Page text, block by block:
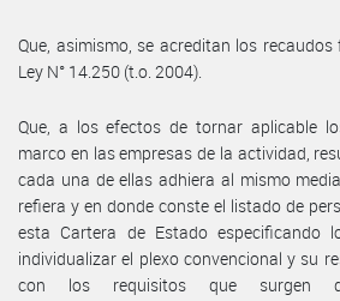
Que, asimismo, se acreditan los
Ley N° 14.250 (t.o. 2004).
Que, a los efectos de tornar aplicable
marco en las empresas de la actividad,
cada una de ellas adhiera al mismo
refiera y en donde conste el listado de
esta Cartera de Estado especificando
individualizar el plexo convencional y su
con los requisitos que surgen